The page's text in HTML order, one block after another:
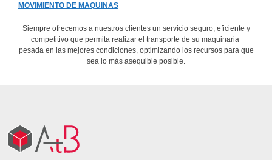
MOVIMIENTO DE MAQUINAS
Siempre ofrecemos a nuestros clientes un servicio seguro, eficiente y
competitivo que permita realizar el transporte de su maquinaria
pesada en las mejores condiciones, optimizando los recursos para que
sea lo más asequible posible.